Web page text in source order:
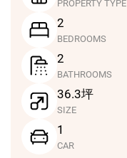
PROPERTY TYPE
2
BEDROOMS
2
BATHROOMS
36.3坪
SIZE
1
CAR